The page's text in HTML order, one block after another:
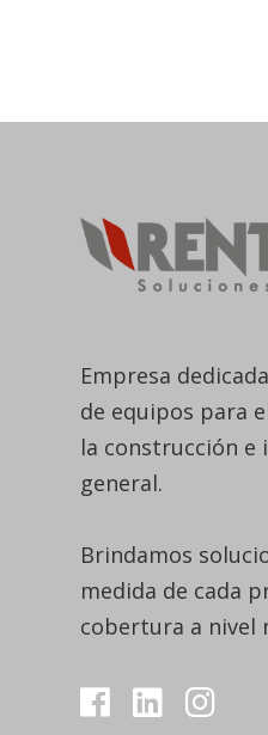
Empresa
de equipos para
la construcción e
general.
Brindamos
medida de cada
cobertura a nivel